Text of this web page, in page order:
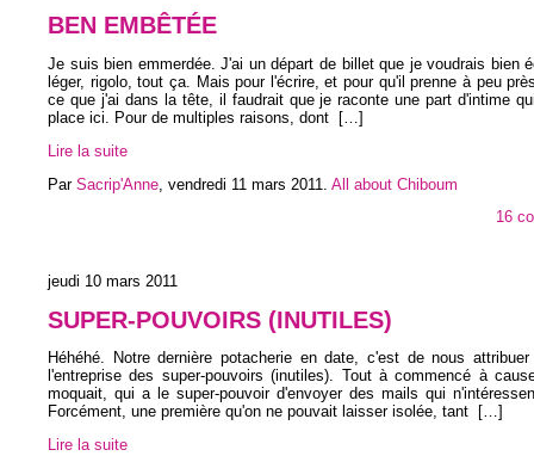
BEN EMBÊTÉE
Je suis bien emmerdée. J'ai un départ de billet que je voudrais bien
léger, rigolo, tout ça. Mais pour l'écrire, et pour qu'il prenne à peu
ce que j'ai dans la tête, il faudrait que je raconte une part d'intime
place ici. Pour de multiples raisons, dont
[…]
Lire la suite
Par Sacrip'Anne vendredi 11 mars 2011 All about Chiboum
16
jeudi 10 mars 2011
SUPER-POUVOIRS (INUTILES)
Héhéhé. Notre dernière potacherie en date, c'est de nous
l'entreprise des super-pouvoirs (inutiles). Tout à commencé à
moquait, qui a le super-pouvoir d'envoyer des mails qui
Forcément, une première qu'on ne pouvait laisser isolée, tant
[…]
Lire la suite